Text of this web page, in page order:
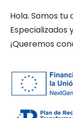
Hola. Somos
Especializados
¡Queremos